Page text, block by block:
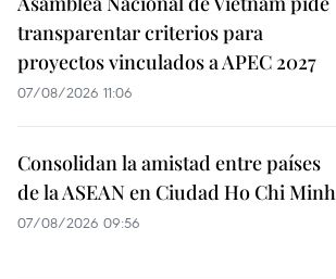
transparentar criterios para
proyectos vinculados a APEC 2027
07/08/2026 11:06
Consolidan la amistad entre países
de la ASEAN en Ciudad Ho Chi Minh
07/08/2026 09:56